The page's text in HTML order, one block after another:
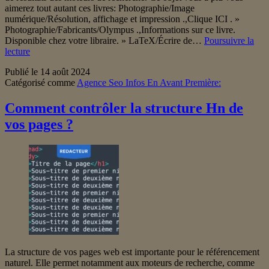
aimerez tout autant ces livres: Photographie/Image
numérique/Résolution, affichage et impression .,Clique ICI . »
Photographie/Fabricants/Olympus .,Informations sur ce livre.
Disponible chez votre libraire. » LaTeX/Écrire de… Poursuivre la
lectureFonctionnalité
du
carrousel
impact
sur
le
(recherche
incluse)
Publié le 14 août 2024
Catégorisé comme Agence Seo Infos En Avant Première:
Comment contrôler la structure Hn de
vos pages ?
La structure de vos pages web est importante pour le référencement
naturel. Elle permet notamment aux moteurs de recherche, comme